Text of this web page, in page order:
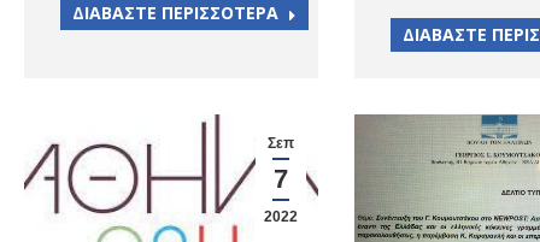
ΔΙΑΒΑΣΤΕ ΠΕΡΙΣΣΟΤΕΡΑ
ΔΙΑΒΑΣΤΕ
Σεπ
7
2022